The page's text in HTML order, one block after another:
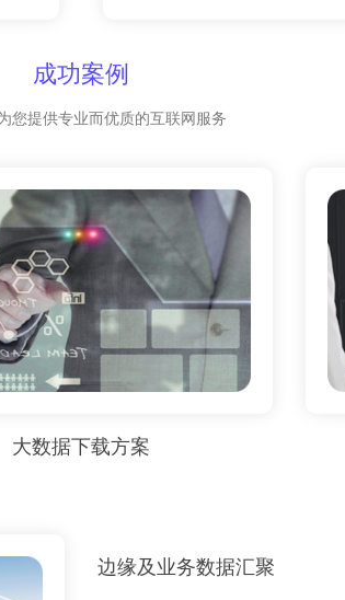
成功案例
您提供专业而优质的互联网服务
大数据下载方案
边缘及业务数据汇聚